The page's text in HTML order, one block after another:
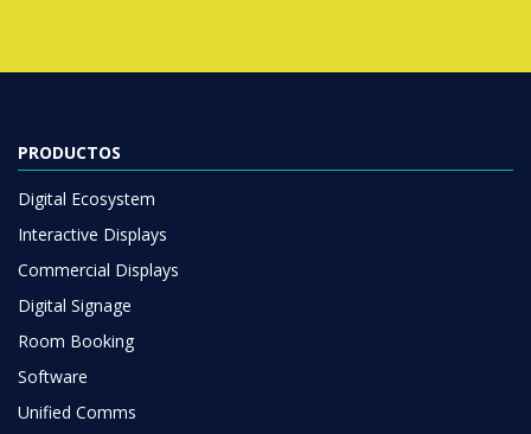
PRODUCTOS
Digital Ecosystem
Interactive Displays
Commercial Displays
Digital Signage
Room Booking
Software
Unified Comms